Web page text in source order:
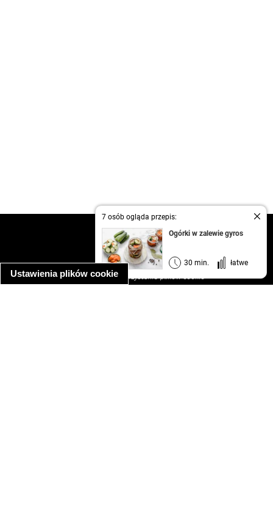
Ustawienia plików cookie
7 osób ogląda przepis:
Ogórki w zalewie gyros
30 min. łatwe
kontakt
regulamin
informacja o prywatności
informacja o wykorzystaniu plików cookie